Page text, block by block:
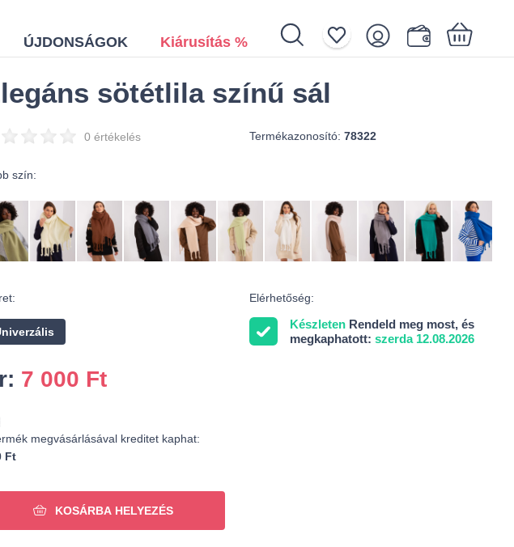
ÚJDONSÁGOK Kiárusítás %
Az Ön kosara üres
sötétlila színű sál
0 értékelés Termékazonosító: 78322
Elérhetőség:
Készleten Rendeld meg most, és
megkaphatott: szerda 12.08.2026
szín:
7 000 Ft
megvásárlásával kreditet kaphat:
Ft
KOSÁRBA HELYEZÉS